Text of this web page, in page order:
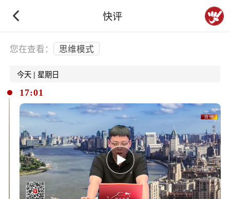
快评
下拉刷新
您在查看： 思维模式
今天 | 星期日
17:01